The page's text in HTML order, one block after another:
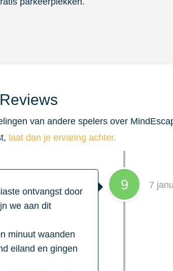
van andere spelers over
laat dan je ervaring achter.
9
ontvangst door
we aan dit
minuut waanden
eiland en gingen
7